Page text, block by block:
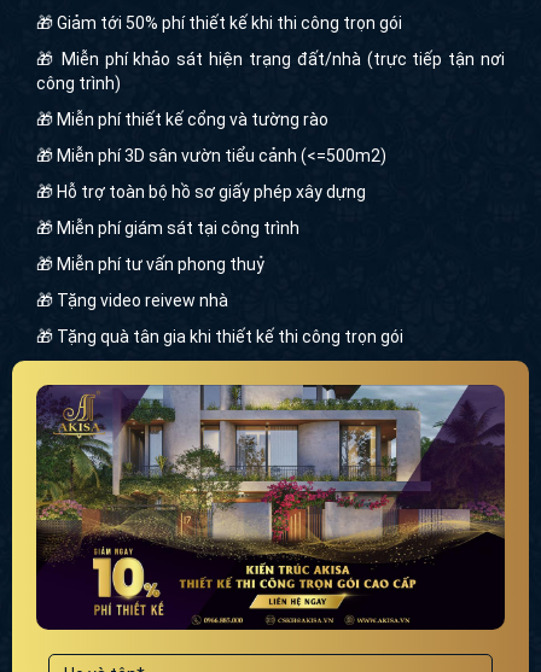
🎁 Giảm tới 50% phí thiết kế khi thi công trọn gói
🎁 Miễn phí khảo sát hiện trạng đất/nhà (trực tiếp tận nơi
công trình)
🎁 Miễn phí thiết kế cổng và tường rào
🎁 Miễn phí 3D sân vườn tiểu cảnh (<=500m2)
🎁 Hỗ trợ toàn bộ hồ sơ giấy phép xây dựng
🎁 Miễn phí giám sát tại công trình
🎁 Miễn phí tư vấn phong thuỷ
🎁 Tặng video reivew nhà
🎁 Tặng quà tân gia khi thiết kế thi công trọn gói